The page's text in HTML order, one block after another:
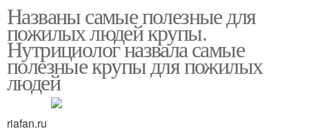
Названы самые полезные для
пожилых людей крупы.
Нутрициолог назвала самые
полезные крупы для пожилых
людей
riafan.ru